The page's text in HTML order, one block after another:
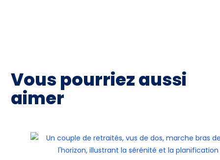
Vous pourriez aussi
aimer